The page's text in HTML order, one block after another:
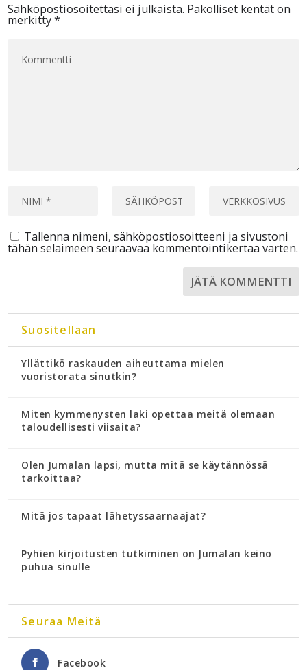
Sähköpostiosoitettasi ei julkaista. Pakolliset kentät on
merkitty*
Tallenna nimeni, sähköpostiosoitteeni ja sivustoni
tähän selaimeen seuraavaa kommentointikertaa varten.
Suositellaan
Yllättikö raskauden aiheuttama mielen
vuoristorata sinutkin?
Miten kymmenysten laki opettaa meitä olemaan
taloudellisesti viisaita?
Olen Jumalan lapsi, mutta mitä se käytännössä
tarkoittaa?
Mitä jos tapaat lähetyssaarnaajat?
Pyhien kirjoitusten tutkiminen on Jumalan keino
puhua sinulle
Seuraa Meitä
Facebook